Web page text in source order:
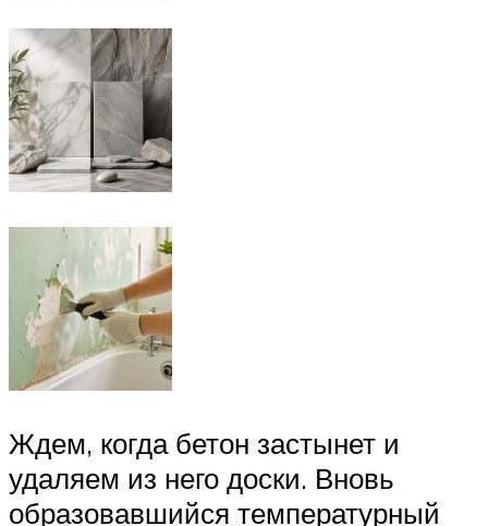
Ждем, когда бетон застынет и
удаляем из него доски. Вновь
образовавшийся температурный